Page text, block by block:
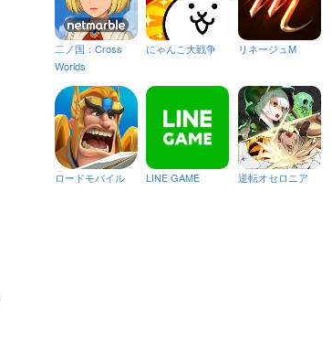
二ノ国：Cross
Worlds
にゃんこ大戦争 リネージュM
ロードモバイル LINE GAME 逆転オセロニア